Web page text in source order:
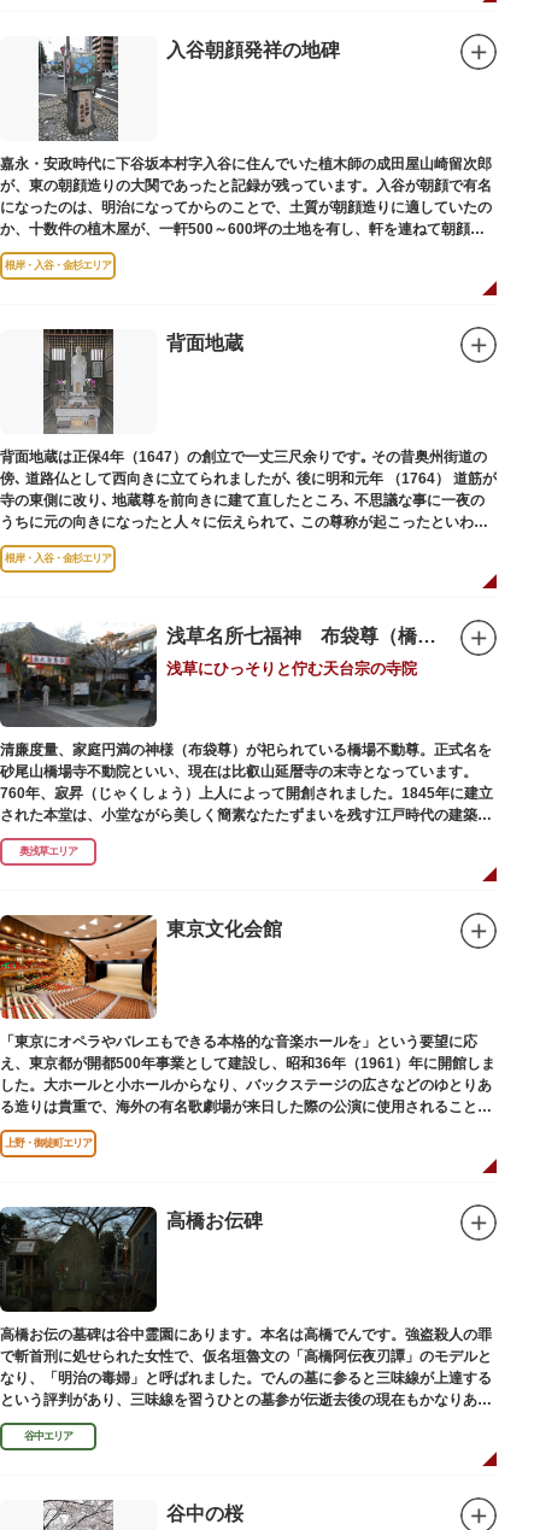
入谷朝顔発祥の地碑
嘉永・安政時代に下谷坂本村字入谷に住んでいた植木師の成田屋山崎留次郎
が、東の朝顔造りの大関であったと記録が残っています。入谷が朝顔で有名
になったのは、明治になってからのことで、土質が朝顔造りに適していたの
か、十数件の植木屋が、一軒500～600坪の土地を有し、軒を連ねて朝顔造
りをはじめました。
根岸・入谷・金杉エリア
背面地蔵
背面地蔵は正保4年（1647）の創立で一丈三尺余りです｡ その昔奥州街道の
傍､ 道路仏として西向きに立てられましたが､ 後に明和元年 （1764） 道筋が
寺の東側に改り､ 地蔵尊を前向きに建て直したところ､ 不思議な事に一夜の
うちに元の向きになったと人々に伝えられて､ この尊称が起こったといわれ
ています｡薬王寺（やくおうじ）にあります。
根岸・入谷・金杉エリア
浅草名所七福神 布袋尊（橋場不動尊）
浅草にひっそりと佇む天台宗の寺院
清廉度量、家庭円満の神様（布袋尊）が祀られている橋場不動尊。正式名を
砂尾山橋場寺不動院といい、現在は比叡山延暦寺の末寺となっています。
760年、寂昇（じゃくしょう）上人によって開創されました。1845年に建立
された本堂は、小堂ながら美しく簡素なたたずまいを残す江戸時代の建築様
式です。明治の大火、関東大震災、第二次大戦の戦災でも周辺を災禍から守
ったことから「火伏せの不動尊」とも呼ばれています。
の昔、すぐ近くを流れる隅田川を往来して参拝する人の目印となったのがこ
の銀杏で、今なおそのパワーを授かりに来る人も多いそうです。
また、江戸時代から伝わる布袋尊像が祀られています。その姿は肩に袋がな
くお腹が袋代わりの形をしている珍しいもので、古くから庶民に尊信されて
います。（御開帳期間 1月1日～7日）
奥浅草エリア
東京文化会館
「東京にオペラやバレエもできる本格的な音楽ホールを」という要望に応
え、東京都が開都500年事業として建設し、昭和36年（1961）年に開館しま
した。大ホールと小ホールからなり、バックステージの広さなどのゆとりあ
る造りは貴重で、海外の有名歌劇場が来日した際の公演に使用されることが
多いホールです。
上野・御徒町エリア
高橋お伝碑
高橋お伝の墓碑は谷中霊園にあります。本名は高橋でんです。強盗殺人の罪
で斬首刑に処せられた女性で、仮名垣魯文の「高橋阿伝夜刃譚」のモデルと
なり、「明治の毒婦」と呼ばれました。でんの墓に参ると三味線が上達する
という評判があり、三味線を習うひとの墓参が伝逝去後の現在もかなりある
といわれています。
谷中エリア
谷中の桜